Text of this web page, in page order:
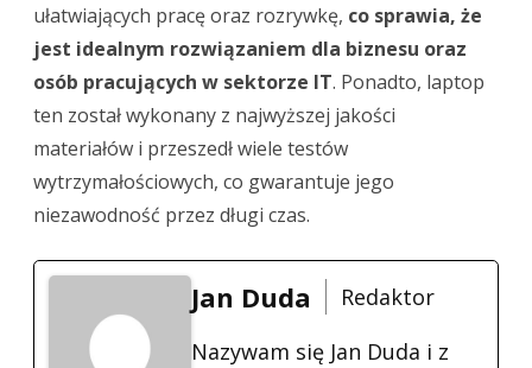
ułatwiających pracę oraz rozrywkę, co sprawia, że
jest idealnym rozwiązaniem dla biznesu oraz
osób pracujących w sektorze IT. Ponadto, laptop
ten został wykonany z najwyższej jakości
materiałów i przeszedł wiele testów
wytrzymałościowych, co gwarantuje jego
niezawodność przez długi czas.
Jan Duda
Redaktor
Nazywam się Jan Duda i z